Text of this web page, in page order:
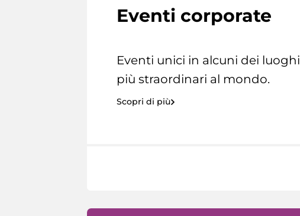
Eventi corporate
Eventi unici in alcuni dei luoghi
più straordinari al mondo.
Scopri di più